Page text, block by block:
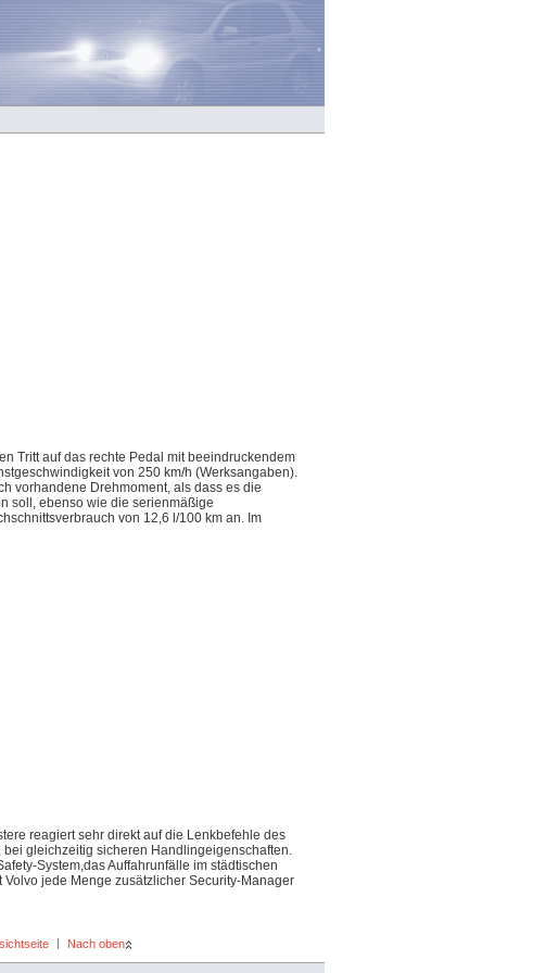
Tritt auf das rechte Pedal mit beeindruckendem
von 250 km/h (Werksangaben).
vorhandene Drehmoment, als dass es die
soll, ebenso wie die serienmäßige
von 12,6 l/100 km an. Im
reagiert sehr direkt auf die Lenkbefehle des
bei gleichzeitig sicheren Handlingeigenschaften.
System,das Auffahrunfälle im städtischen
jede Menge zusätzlicher Security-Manager
| Nach oben